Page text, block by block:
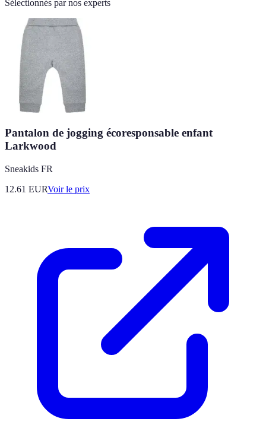
Sélectionnés par nos experts
Pantalon de jogging écoresponsable enfant
Larkwood
Sneakids FR
12.61 EURVoir le prix